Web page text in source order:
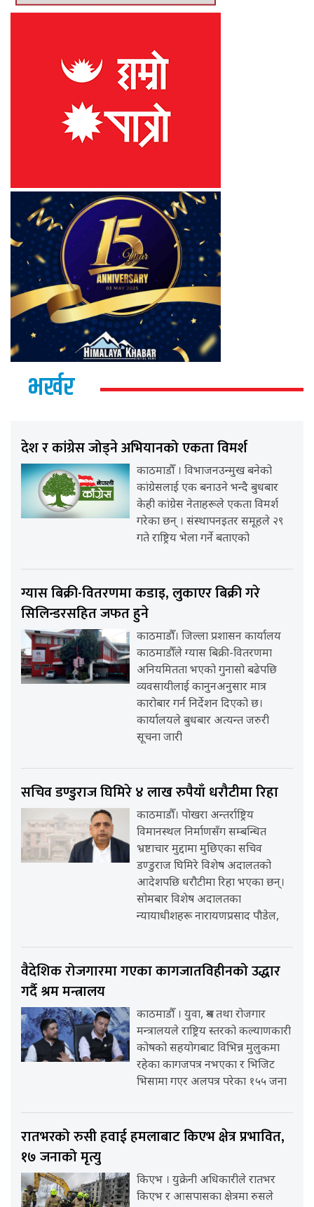
भर्खर
देश र कांग्रेस जोड्ने अभियानको एकता विमर्श
काठमाडौँ । विभाजनउन्मुख बनेको
कांग्रेसलाई एक बनाउने भन्दै बुधबार
केही कांग्रेस नेताहरूले एकता विमर्श
गरेका छन् । संस्थापनइतर समूहले २९
गते राष्ट्रिय भेला गर्ने बताएको
ग्यास बिक्री-वितरणमा कडाइ, लुकाएर बिक्री गरे
सिलिन्डरसहित जफत हुने
काठमाडौँ। जिल्ला प्रशासन कार्यालय
काठमाडौँले ग्यास बिक्री-वितरणमा
अनियमितता भएको गुनासो बढेपछि
व्यवसायीलाई कानुनअनुसार मात्र
कारोबार गर्न निर्देशन दिएको छ।
कार्यालयले बुधबार अत्यन्त जरुरी
सूचना जारी
सचिव डण्डुराज घिमिरे ४ लाख रुपैयाँ धरौटीमा रिहा
काठमाडौँ। पोखरा अन्तर्राष्ट्रिय
विमानस्थल निर्माणसँग सम्बन्धित
भ्रष्टाचार मुद्दामा मुछिएका सचिव
डण्डुराज घिमिरे विशेष अदालतको
आदेशपछि धरौटीमा रिहा भएका छन्।
सोमबार विशेष अदालतका
न्यायाधीशहरू नारायणप्रसाद पौडेल,
वैदेशिक रोजगारमा गएका कागजातविहीनको उद्धार
गर्दै श्रम मन्त्रालय
काठमाडौँ । युवा, श्रम तथा रोजगार
मन्त्रालयले राष्ट्रिय स्तरको कल्याणकारी
कोषको सहयोगबाट विभिन्न मुलुकमा
रहेका कागजपत्र नभएका र भिजिट
भिसामा गएर अलपत्र परेका १५५ जना
रातभरको रुसी हवाई हमलाबाट किएभ क्षेत्र प्रभावित,
१७ जनाको मृत्यु
किएभ । युक्रेनी अधिकारीले रातभर
किएभ र आसपासका क्षेत्रमा रुसले